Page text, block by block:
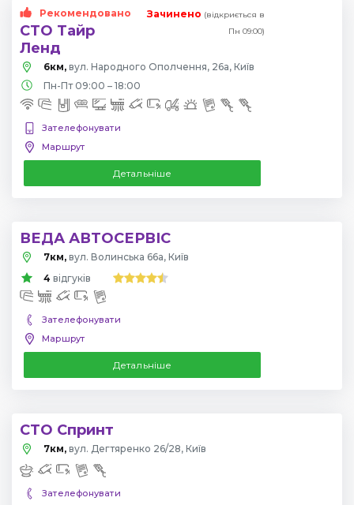
Рекомендовано
СТО Тайр
Ленд
Зачинено (відкриється в
Пн 09:00)
6км, вул. Народного Ополчення, 26а, Київ
Пн-Пт 09:00 – 18:00
Зателефонувати
Маршрут
Детальніше
ВЕДА АВТОСЕРВІС
7км, вул. Волинська 66а, Київ
4 відгуків
Зателефонувати
Маршрут
Детальніше
СТО Спринт
7км, вул. Дегтяренко 26/28, Київ
Зателефонувати